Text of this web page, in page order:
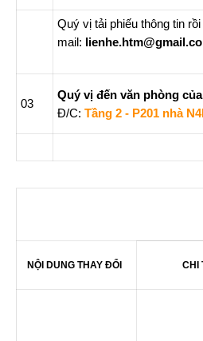
Quý vị tải phiếu thông tin
mail:
03
Quý vị đến văn phòng
Đ/C: Tầng 2 - P201 nhà
NỘI DUNG THAY ĐỔI CHI